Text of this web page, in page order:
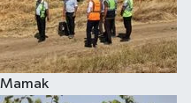
Mamak